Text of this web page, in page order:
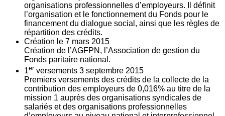
organisations professionnelles d’employeurs. Il définit
l’organisation et le fonctionnement du Fonds pour le
financement du dialogue social, ainsi que les règles de
répartition des crédits.
Création le 7 mars 2015
Création de l’AGFPN, l’Association de gestion du
Fonds paritaire national.
1er versements 3 septembre 2015
Premiers versements des crédits de la collecte de la
contribution des employeurs de 0,016% au titre de la
mission 1 auprès des organisations syndicales de
salariés et des organisations professionnelles